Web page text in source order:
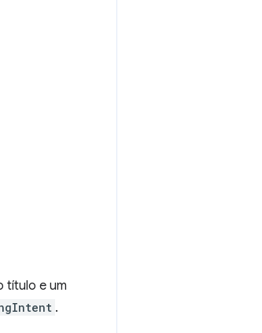
título e um
.